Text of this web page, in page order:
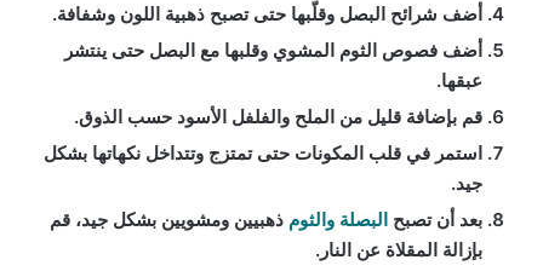
أضف شرائح البصل وقلّبها حتى تصبح ذهبية اللون وشفافة.
أضف فصوص الثوم المشوي وقلبها مع البصل حتى ينتشر
عبقها.
قم بإضافة قليل من الملح والفلفل الأسود حسب الذوق.
استمر في قلب المكونات حتى تمتزج وتتداخل نكهاتها بشكل
جيد.
بعد أن تصبح البصلة والثوم ذهبيين ومشويين بشكل جيد، قم
بإزالة المقلاة عن النار.